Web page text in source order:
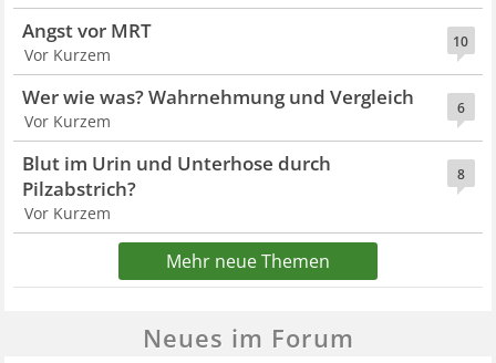
10
Angst vor MRT
Vor Kurzem
6
Wer wie was? Wahrnehmung und Vergleich
Vor Kurzem
8
Blut im Urin und Unterhose durch
Pilzabstrich?
Vor Kurzem
Mehr neue Themen
Neues im Forum